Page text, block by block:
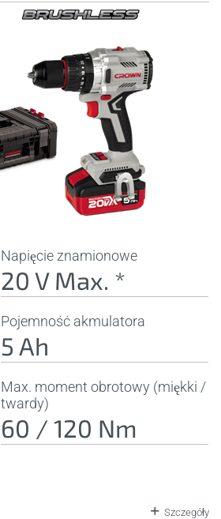
Napięcie znamionowe
20 V Max. *
Pojemność akmulatora
5 Ah
Max. moment obrotowy (miękki /
twardy)
60 / 120 Nm
Szczegóły